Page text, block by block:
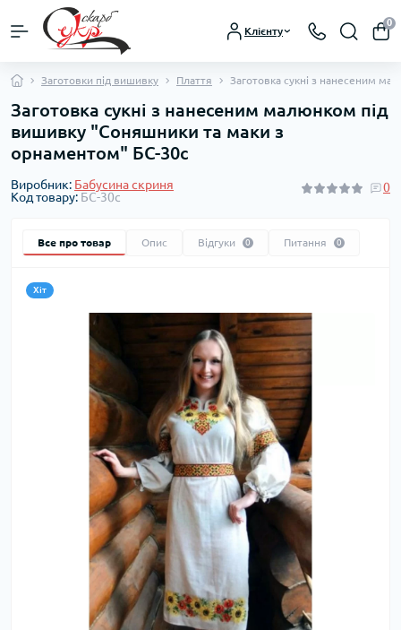
Клієнту
0
Заготовки під вишивку Плаття Заготовка сукні з нанесеним
Заготовка сукні з нанесеним малюнком під
вишивку "Соняшники та маки з
орнаментом" БС-30с
Виробник: Бабусина скриня
Код товару: БС-30с
0
Все про товар Опис Відгуки 0 Питання 0
Хіт